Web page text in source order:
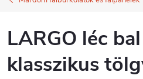
LARGO léc
klasszikus